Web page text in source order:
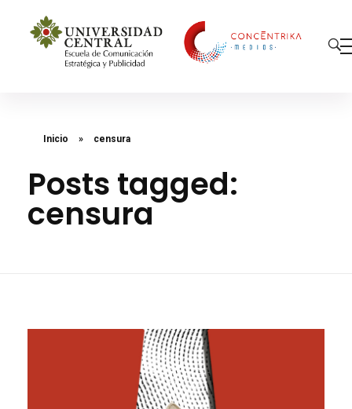
Inicio » censura
Posts tagged:
censura